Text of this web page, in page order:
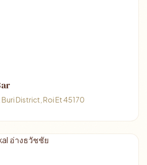
District, Roi Et 45170